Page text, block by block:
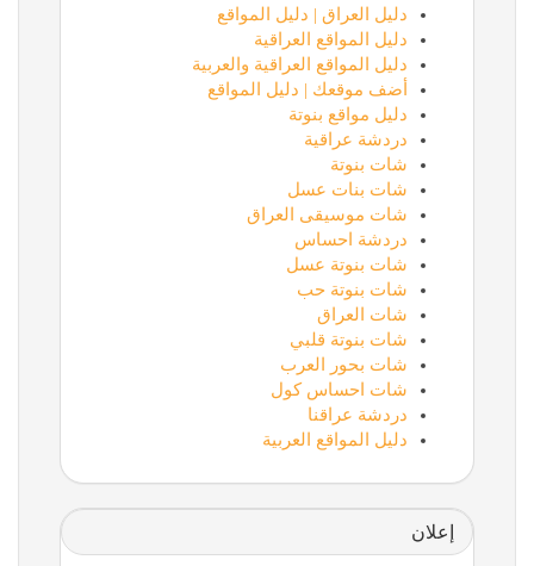
دليل العراق | دليل المواقع
دليل المواقع العراقية
دليل المواقع العراقية والعربية
أضف موقعك | دليل المواقع
دليل مواقع بنوتة
دردشة عراقية
شات بنوتة
شات بنات عسل
شات موسيقى العراق
دردشة احساس
شات بنوتة عسل
شات بنوتة حب
شات العراق
شات بنوتة قلبي
شات بحور العرب
شات احساس كول
دردشة عراقنا
دليل المواقع العربية
إعلان